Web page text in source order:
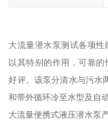
大流量潜水泵测试各项
以其特别的作用，可靠
好评。该泵分清水与污水
和带外循环冷至水型及自
大流量便携式液压潜水泵